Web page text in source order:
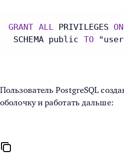
GRANT ALL PRIVILEGES ON
SCHEMA public TO
Пользователь PostgreSQL
оболочку и работать дальше: